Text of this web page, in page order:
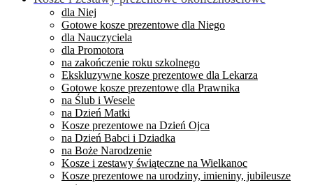
dla Niej
Gotowe kosze prezentowe dla Niego
dla Nauczyciela
dla Promotora
na zakończenie roku szkolnego
Ekskluzywne kosze prezentowe dla Lekarza
Gotowe kosze prezentowe dla Prawnika
na Ślub i Wesele
na Dzień Matki
Kosze prezentowe na Dzień Ojca
na Dzień Babci i Dziadka
na Boże Narodzenie
Kosze i zestawy świąteczne na Wielkanoc
Kosze prezentowe na urodziny, imieniny, jubileusze